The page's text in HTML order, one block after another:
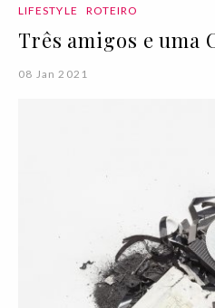
LIFESTYLE ROTEIRO
Três amigos e uma
08 Jan 2021